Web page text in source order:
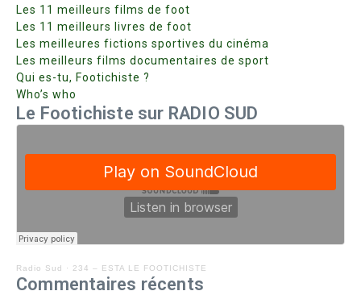
Les 11 meilleurs films de foot
Les 11 meilleurs livres de foot
Les meilleures fictions sportives du cinéma
Les meilleurs films documentaires de sport
Qui es-tu, Footichiste ?
Who’s who
Le Footichiste sur RADIO SUD
Radio Sud · 234 – ESTA LE FOOTICHISTE
Commentaires récents